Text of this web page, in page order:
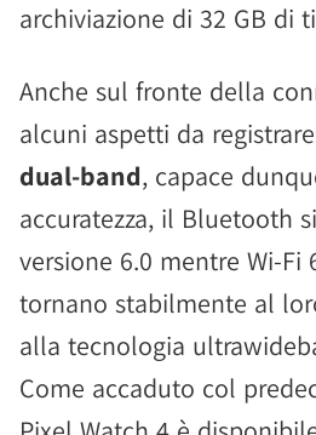
archiviazione di 32 GB di
Anche sul fronte della
alcuni aspetti da
dual-band, capace
accuratezza, il Bluetooth
versione 6.0 mentre Wi-Fi
tornano stabilmente al
alla tecnologia
Come accaduto col